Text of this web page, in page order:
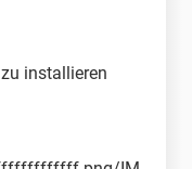
installieren